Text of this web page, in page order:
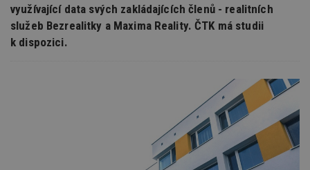
využívající data svých zakládajících členů - realitních
služeb Bezrealitky a Maxima Reality. ČTK má studii
k dispozici.